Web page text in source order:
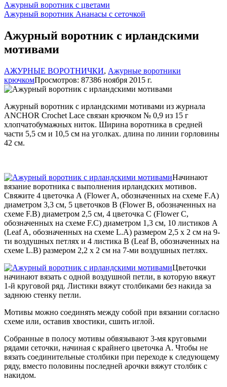
Ажурный воротник с цветами
Ажурный воротник Ананасы с сеточкой
Ажурный воротник с ирландскими
мотивами
АЖУРНЫЕ ВОРОТНИЧКИ, Ажурные воротники
крючкомПросмотров: 87386 ноября 2015 г.
Ажурный воротник с ирландскими мотивами из журнала
ANCHOR Crochet Lace связан крючком № 0,9 из 15 г
хлопчатобумажных ниток. Ширина воротника в средней
части 5,5 см и 10,5 см на уголках. длина по линии горловины
42 см.
Начинают
вязание воротника с выполнения ирландских мотивов.
Свяжите 4 цветочка А (Flower A, обозначенных на схеме F.A)
диаметром 3,3 см, 5 цветочков В (Flower В, обозначенных на
схеме F.В) диаметром 2,5 см, 4 цветочка С (Flower С,
обозначенных на схеме F.С) диаметром 1,3 см, 10 листиков А
(Leaf A, обозначенных на схеме L.A) размером 2,5 х 2 см на 9-
ти воздушных петлях и 4 листика В (Leaf В, обозначенных на
схеме L.В) размером 2,2 х 2 см на 7-ми воздушных петлях.
Цветочки
начинают вязать с одной воздушной петли, в которую вяжут
1-й круговой ряд. Листики вяжут столбиками без накида за
заднюю стенку петли.
Мотивы можно соединять между собой при вязании согласно
схеме или, оставив хвостики, сшить иглой.
Собранные в полосу мотивы обвязывают 3-мя круговыми
рядами сеточки, начиная с крайнего цветочка А. Чтобы не
вязать соединительные столбики при переходе к следующему
ряду, вместо половины последней арочки вяжут столбик с
накидом.